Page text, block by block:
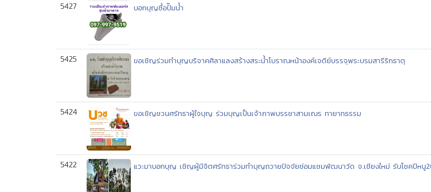
5427 บอกบุญซื้อปั๊มน้ำ
5425 ขอเชิญร่วมทำบุญบริจาคศิลาแลงสร้างสระน้ำโบราณหน้าองค์เจดีย์บรรจุพระบรมสารีริกธาตุ
5424 ขอเชิญชวนศรัทธาผู้ใจบุญ ร่วมบุญเป็นเจ้าภาพบรรชาสามเณร ทายาทธรรม
5422 แวะมาบอกบุญ เชิญผู้มีจิตศรัทธาร่วมทำบุญถวายปัจจัยซ่อมแซมพัฒนาวัด จ.เชียงใหม่ รับโชคปีหนู